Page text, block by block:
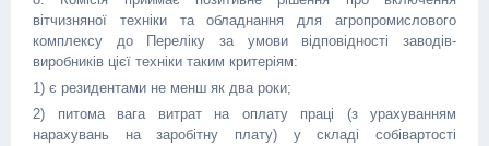
вітчизняної техніки та обладнання для агропромислового
комплексу до Переліку за умови відповідності заводів-
виробників цієї техніки таким критеріям:
1) є резидентами не менш як два роки;
2) питома вага витрат на оплату праці (з урахуванням
нарахувань на заробітну плату) у складі собівартості